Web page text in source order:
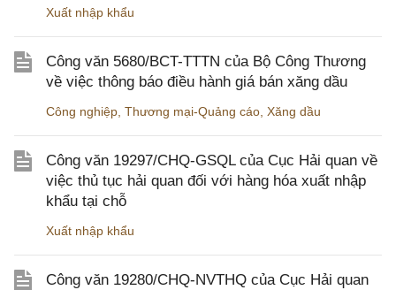
Xuất nhập khẩu
Công văn 5680/BCT-TTTN của Bộ Công Thương
về việc thông báo điều hành giá bán xăng dầu
Công nghiệp, Thương mại-Quảng cáo, Xăng dầu
Công văn 19297/CHQ-GSQL của Cục Hải quan về
việc thủ tục hải quan đối với hàng hóa xuất nhập
khẩu tại chỗ
Xuất nhập khẩu
Công văn 19280/CHQ-NVTHQ của Cục Hải quan